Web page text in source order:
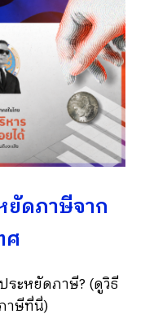
ยัดภาษีจาก
ศ
ระหยัดภาษี? (ดูวิธี
าษีที่นี่)